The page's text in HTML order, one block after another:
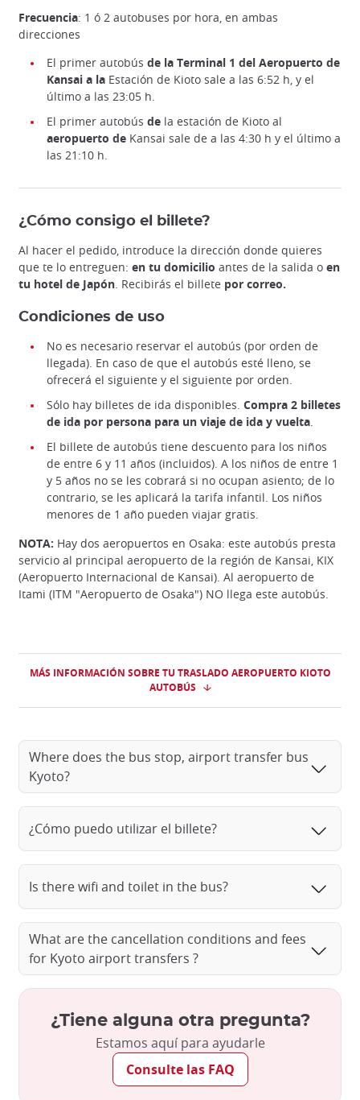
Traslado al aeropuerto cómodo y asequible.
Frecuencia: 1 ó 2 autobuses por hora, en ambas
direcciones
El primer autobús de la Terminal 1 del Aeropuerto de
Kansai a la Estación de Kioto sale a las 6:52 h, y el
último a las 23:05 h.
El primer autobús de la estación de Kioto al
aeropuerto de Kansai sale de a las 4:30 h y el último a
las 21:10 h.
¿Cómo consigo el billete?
Al hacer el pedido, introduce la dirección donde quieres
que te lo entreguen: en tu domicilio antes de la salida o en
tu hotel de Japón. Recibirás el billete por correo.
Condiciones de uso
No es necesario reservar el autobús (por orden de
llegada). En caso de que el autobús esté lleno, se
ofrecerá el siguiente y el siguiente por orden.
Sólo hay billetes de ida disponibles. Compra 2 billetes
de ida por persona para un viaje de ida y vuelta.
El billete de autobús tiene descuento para los niños
de entre 6 y 11 años (incluidos). A los niños de entre 1
y 5 años no se les cobrará si no ocupan asiento; de lo
contrario, se les aplicará la tarifa infantil. Los niños
menores de 1 año pueden viajar gratis.
NOTA: Hay dos aeropuertos en Osaka: este autobús presta
servicio al principal aeropuerto de la región de Kansai, KIX
(Aeropuerto Internacional de Kansai). Al aeropuerto de
Itami (ITM "Aeropuerto de Osaka") NO llega este autobús.
MÁS INFORMACIÓN SOBRE TU TRASLADO AEROPUERTO KIOTO
AUTOBÚS
Where does the bus stop, airport transfer bus
Kyoto?
¿Cómo puedo utilizar el billete?
Is there wifi and toilet in the bus?
What are the cancellation conditions and fees
for Kyoto airport transfers ?
¿Tiene alguna otra pregunta?
Estamos aquí para ayudarle
Consulte las FAQ